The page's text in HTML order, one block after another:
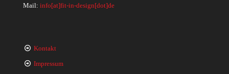
Mail: info[at]fit-in-design[dot]de
Kontakt
Impressum